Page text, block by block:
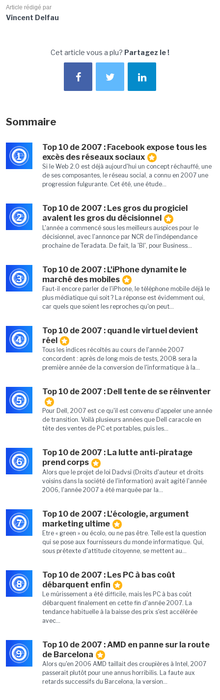
Article rédigé par
Vincent Delfau
Cet article vous a plu? Partagez le !
Sommaire
1
Top 10 de 2007 : Facebook expose tous les
excès des réseaux sociaux
Si le Web 2.0 est déjà aujourd'hui un concept réchauffé, une
de ses composantes, le réseau social, a connu en 2007 une
progression fulgurante. Cet été, une étude...
2
Top 10 de 2007 : Les gros du progiciel
avalent les gros du décisionnel
L'année a commencé sous les meilleurs auspices pour le
décisionnel, avec l'annonce par NCR de l'indépendance
prochaine de Teradata. De fait, la 'BI', pour Business...
3
Top 10 de 2007 : L'iPhone dynamite le
marché des mobiles
Faut-il encore parler de l'iPhone, le téléphone mobile déjà le
plus médiatique qui soit ? La réponse est évidemment oui,
car quels que soient les reproches qu'on peut...
4
Top 10 de 2007 : quand le virtuel devient
réel
Tous les indices récoltés au cours de l'année 2007
concordent : après de long mois de tests, 2008 sera la
première année de la conversion de l'informatique à la...
5
Top 10 de 2007 : Dell tente de se réinventer
Pour Dell, 2007 est ce qu'il est convenu d'appeler une année
de transition. Voilà plusieurs années que Dell caracole en
tête des ventes de PC et portables, puis les...
6
Top 10 de 2007 : La lutte anti-piratage
prend corps
Alors que le projet de loi Dadvsi (Droits d'auteur et droits
voisins dans la société de l'information) avait agité l'année
2006, l'année 2007 a été marquée par la...
7
Top 10 de 2007 : L'écologie, argument
marketing ultime
Etre « green » ou écolo, ou ne pas être. Telle est la question
qui se pose aux fournisseurs du monde informatique. Qui,
sous prétexte d'attitude citoyenne, se mettent au...
8
Top 10 de 2007 : Les PC à bas coût
débarquent enfin
Le mûrissement a été difficile, mais les PC à bas coût
débarquent finalement en cette fin d'année 2007. La
tendance habituelle à la baisse des prix s'est accélérée
avec...
9
Top 10 de 2007 : AMD en panne sur la route
de Barcelona
Alors qu'en 2006 AMD taillait des croupières à Intel, 2007
passerait plutôt pour une annus horribilis. La faute aux
retards successifs du Barcelona, la version...